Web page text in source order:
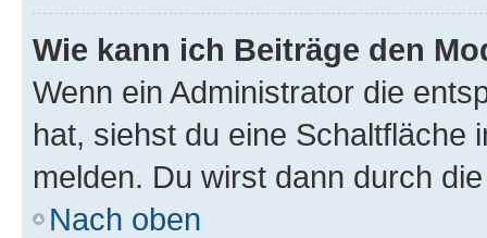
Wie kann ich Beiträge den
Wenn ein Administrator die
hat, siehst du eine Schaltfläche
melden. Du wirst dann durch
Nach oben